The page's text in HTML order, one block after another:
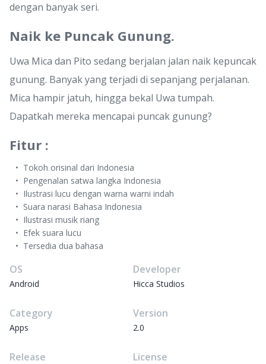
dengan banyak seri.
Naik ke Puncak Gunung.
Uwa Mica dan Pito sedang berjalan jalan naik kepuncak
gunung. Banyak yang terjadi di sepanjang perjalanan.
Mica hampir jatuh, hingga bekal Uwa tumpah.
Dapatkah mereka mencapai puncak gunung?
Fitur :
Tokoh orisinal dari Indonesia
Pengenalan satwa langka Indonesia
Ilustrasi lucu dengan warna warni indah
Suara narasi Bahasa Indonesia
Ilustrasi musik riang
Efek suara lucu
Tersedia dua bahasa
OS
Android
Developer
Hicca Studios
Category
Apps
Version
2.0
Release License